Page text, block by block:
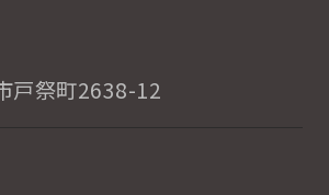
戸祭町2638-12